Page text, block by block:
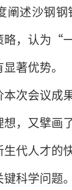
阐述沙钢
，认为“
著优势。
本次会议成
，又擘画
代人才的
科学问题